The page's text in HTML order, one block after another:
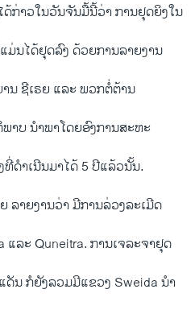
ກ່າວໃນວັນຈັນມື້ນີ້ວ່າ ການຢຸດຍິງໃນ
ນໄດ້ຢຸດລົງ ດ້ວຍການລາຍງານ
ນ ຊີເຣຍ ແລະ ພວກຕໍ່ຕ້ານ
າບ ນຳພາໂດຍອົງການສະຫະ
ດຳເນີນມາໄດ້ 5 ປີແລ້ວນັ້ນ.
ລາຍງານວ່າ ມີການລ່ວງລະເມີດ
ລະ Quneitra. ການເຈລະຈາຢຸດ
ນ ກໍຍັງລວມມີແຂວງ Sweida ນຳ